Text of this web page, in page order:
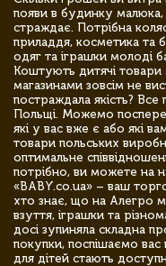
появи в будинку
страждає. Потрібна
приладдя, косметика та
одяг та іграшки молоді
Коштують дитячі
магазинами зовсім не
постраждала якість?
Польщі. Можемо
які у вас вже є або які
товари польських
оптимальне
потрібно, ви можете на
«BABY.co.ua» – ваш
хто знає, що на Алегро
взуття, іграшки та
досі зупиняла складна
покупки, поспішаємо
для дітей стають